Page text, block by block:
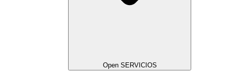
Open SERVICIOS